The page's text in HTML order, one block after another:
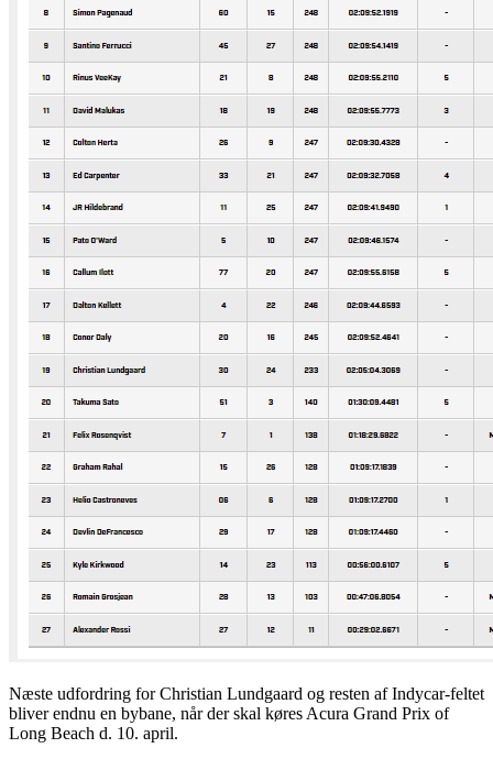
Næste udfordring for Christian Lundgaard og resten af Indycar-feltet
bliver endnu en bybane, når der skal køres Acura Grand Prix of
Long Beach d. 10. april.